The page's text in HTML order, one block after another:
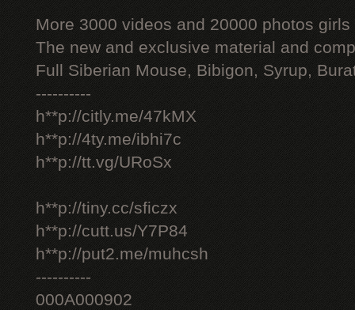
More 3000 videos and 20000 photos
The new and exclusive material and
Full Siberian Mouse, Bibigon, Syrup,
----------
h**p://citly.me/47kMX
h**p://4ty.me/ibhi7c
h**p://tt.vg/URoSx
h**p://tiny.cc/sficzx
h**p://cutt.us/Y7P84
h**p://put2.me/muhcsh
----------
000A000902